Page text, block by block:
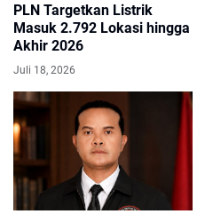
PLN Targetkan Listrik
Masuk 2.792 Lokasi hingga
Akhir 2026
Juli 18, 2026